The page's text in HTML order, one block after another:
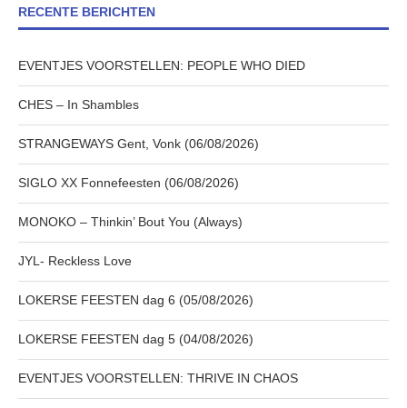
RECENTE BERICHTEN
EVENTJES VOORSTELLEN: PEOPLE WHO DIED
CHES – In Shambles
STRANGEWAYS Gent, Vonk (06/08/2026)
SIGLO XX Fonnefeesten (06/08/2026)
MONOKO – Thinkin’ Bout You (Always)
JYL- Reckless Love
LOKERSE FEESTEN dag 6 (05/08/2026)
LOKERSE FEESTEN dag 5 (04/08/2026)
EVENTJES VOORSTELLEN: THRIVE IN CHAOS